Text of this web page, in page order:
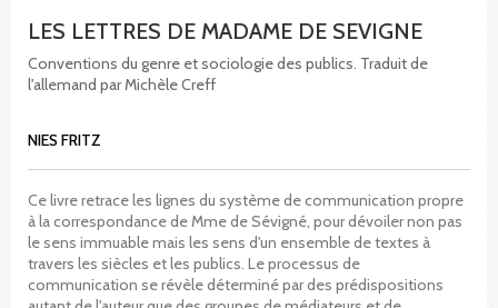
LES LETTRES DE MADAME DE SEVIGNE
Conventions du genre et sociologie des publics. Traduit de
l'allemand par Michèle Creff
NIES FRITZ
Ce livre retrace les lignes du système de communication propre
à la correspondance de Mme de Sévigné, pour dévoiler non pas
le sens immuable mais les sens d'un ensemble de textes à
travers les siècles et les publics. Le processus de
communication se révèle déterminé par des prédispositions